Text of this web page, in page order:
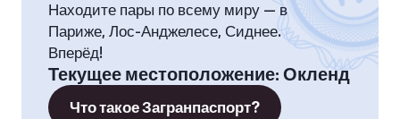
Находите пары по всему миру — в
Париже, Лос-Анджелесе, Сиднее.
Вперёд!
Текущее местоположение: Окленд
Что такое Загранпаспорт?